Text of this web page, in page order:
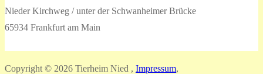
Nieder Kirchweg / unter der Schwanheimer Brücke
65934 Frankfurt am Main
Copyright © 2026 Tierheim Nied , Impressum,